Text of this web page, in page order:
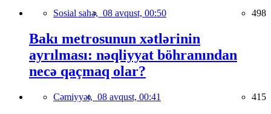
Sosial sahə, 08 avqust, 00:50 498
Bakı metrosunun xətlərinin
ayrılması: nəqliyyat böhranından
necə qaçmaq olar?
Cəmiyyət, 08 avqust, 00:41 415